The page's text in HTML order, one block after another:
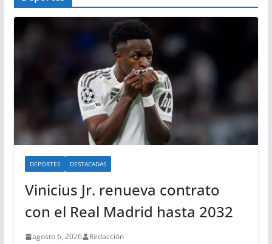
DEPORTES DESTACADAS
Vinicius Jr. renueva contrato
con el Real Madrid hasta 2032
agosto 6, 2026 Redacción